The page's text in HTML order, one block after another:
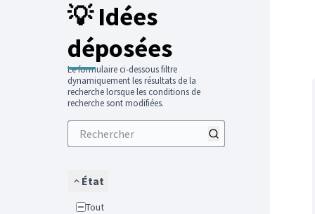
💡 Idées
déposées
Le formulaire ci-dessous filtre
dynamiquement les résultats de la
recherche lorsque les conditions de
recherche sont modifiées.
État
Tout